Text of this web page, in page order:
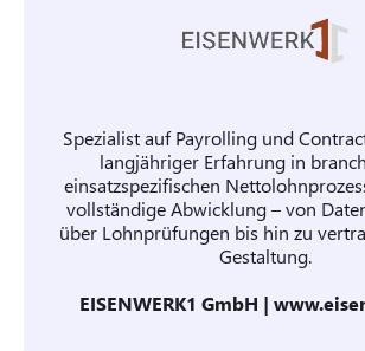
Spezialist auf Payrolling und
langjähriger Erfahrung in
einsatzspezifischen
vollständige Abwicklung – von
über Lohnprüfungen bis hin zu
Gestaltung.
EISENWERK1 GmbH |